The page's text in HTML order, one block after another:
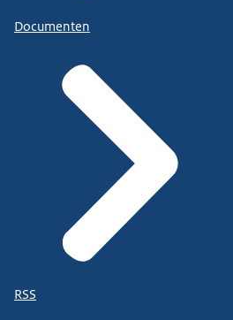
Documenten
RSS